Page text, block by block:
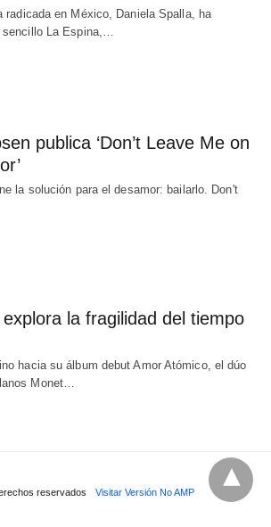
radicada en México, Daniela Spalla, ha
La Espina,…
publica ‘Don’t Leave Me on
la solución para el desamor: bailarlo. Don't
la fragilidad del tiempo
hacia su álbum debut Amor Atómico, el dúo
Monet…
reservados Visitar Versión No AMP